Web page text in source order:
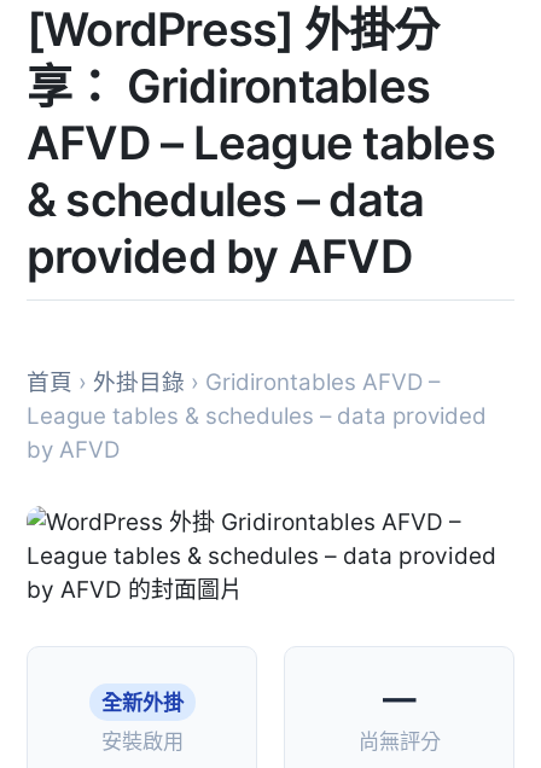
[WordPress] 外掛分
享： Gridirontables
AFVD – League tables
& schedules – data
provided by AFVD
首頁 › 外掛目錄 › Gridirontables AFVD –
League tables & schedules – data provided
by AFVD
全新外掛
安裝啟用
—
尚無評分